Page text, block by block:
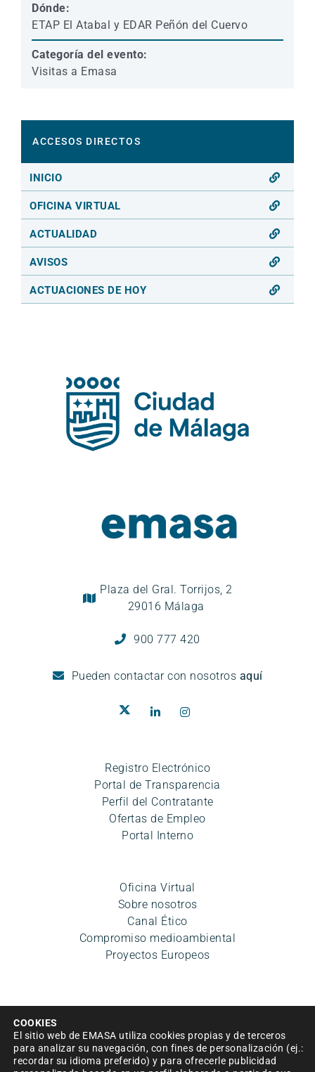
Dónde:
ETAP El Atabal y EDAR Peñón del Cuervo
Categoría del evento:
Visitas a Emasa
ACCESOS DIRECTOS
INICIO
OFICINA VIRTUAL
ACTUALIDAD
AVISOS
ACTUACIONES DE HOY
Plaza del Gral. Torrijos, 2
29016 Málaga
900 777 420
Pueden contactar con nosotros aquí
Registro Electrónico
Portal de Transparencia
Perfil del Contratante
Ofertas de Empleo
Portal Interno
Oficina Virtual
Sobre nosotros
Canal Ético
Compromiso medioambiental
Proyectos Europeos
COOKIES
El sitio web de EMASA utiliza cookies propias y de terceros
para analizar su navegación, con fines de personalización (ej.:
recordar su idioma preferido) y para ofrecerle publicidad